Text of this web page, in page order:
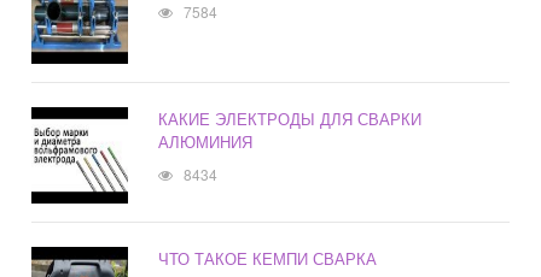
7584
КАКИЕ ЭЛЕКТРОДЫ ДЛЯ СВАРКИ
АЛЮМИНИЯ
8434
ЧТО ТАКОЕ КЕМПИ СВАРКА